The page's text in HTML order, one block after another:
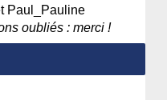
Paul_Pauline
oubliés : merci !